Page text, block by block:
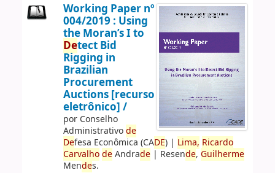
Working Paper nº
004/2019 : Using
the Moran’s I to
Detect Bid
Rigging in
Brazilian
Procurement
Auctions [recurso
eletrônico] /
por Conselho
Administrativode
Defesa Econômica (CADE)| Lima, Ricardo
Carvalho deAndrade| Resende, Guilherme
Mendes.